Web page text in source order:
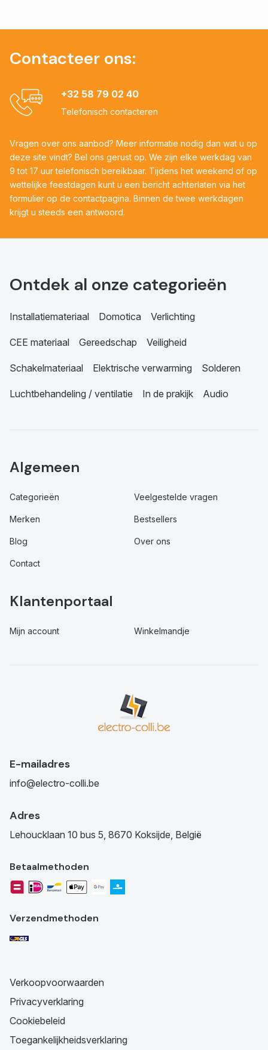
Contacteer ons:
+32 58 79 02 40
Telefonisch contacteren
Vragen over ons aanbod? Meer informatie nodig dan wat u op
deze site vindt? Bel ons gerust op. We zijn elke werkdag van
9 tot 17 uur telefonisch bereikbaar. Tijdens het weekend of op
wettelijke feestdagen kunt u een bericht achterlaten via het
formulier op de contactpagina. Binnen de twee werkdagen
krijgt u steeds een antwoord.
Ontdek al onze categorieën
Installatiemateriaal Domotica Verlichting
CEE materiaal Gereedschap Veiligheid
Schakelmateriaal Elektrische verwarming Solderen
Luchtbehandeling / ventilatie In de prakijk Audio
Algemeen
Categorieën Veelgestelde vragen
Merken Bestsellers
Blog Over ons
Contact
Klantenportaal
Mijn account Winkelmandje
E-mailadres
info@electro-colli.be
Adres
Lehoucklaan 10 bus 5, 8670 Koksijde, België
Betaalmethoden
Verzendmethoden
Verkoopvoorwaarden
Privacyverklaring
Cookiebeleid
Toegankelijkheidsverklaring